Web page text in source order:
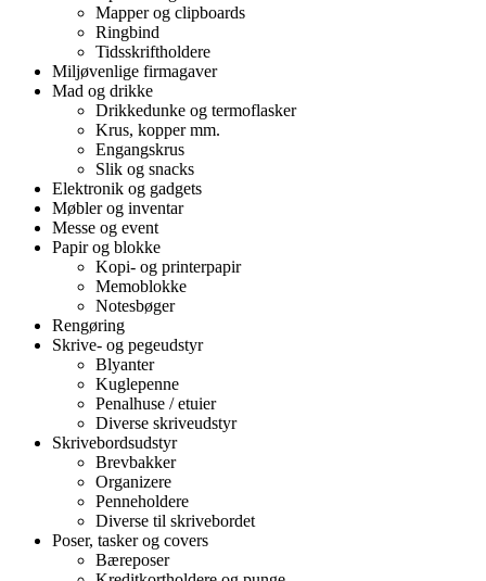
Mapper og clipboards
Ringbind
Tidsskriftholdere
Miljøvenlige firmagaver
Mad og drikke
Drikkedunke og termoflasker
Krus, kopper mm.
Engangskrus
Slik og snacks
Elektronik og gadgets
Møbler og inventar
Messe og event
Papir og blokke
Kopi- og printerpapir
Memoblokke
Notesbøger
Rengøring
Skrive- og pegeudstyr
Blyanter
Kuglepenne
Penalhuse / etuier
Diverse skriveudstyr
Skrivebordsudstyr
Brevbakker
Organizere
Penneholdere
Diverse til skrivebordet
Poser, tasker og covers
Bæreposer